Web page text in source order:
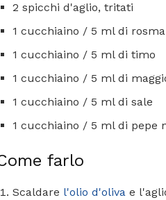
2 spicchi d'aglio, tritati
1 cucchiaino / 5 ml di
1 cucchiaino / 5 ml di timo
1 cucchiaino / 5 ml di
1 cucchiaino / 5 ml di sale
1 cucchiaino / 5 ml di pepe
farlo
Scaldare l'olio d'oliva e